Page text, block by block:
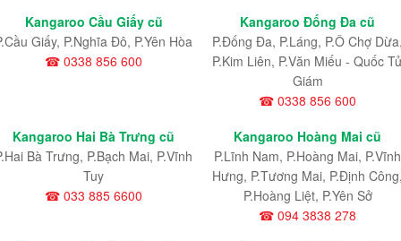
Kangaroo Cầu Giấy cũ
Giấy, P.Nghĩa Đô, P.Yên Hòa
☎ 0338 856 600
Kangaroo Đống Đa cũ
P.Đống Đa, P.Láng, P.Ô Chợ
P.Kim Liên, P.Văn Miếu - Quốc
Giám
☎ 0338 856 600
Kangaroo Hai Bà Trưng cũ
Bà Trưng, P.Bạch Mai, P.Vĩnh
Tuy
☎ 033 885 6600
Kangaroo Hoàng Mai cũ
P.Lĩnh Nam, P.Hoàng Mai, P.Vĩnh
Hưng, P.Tương Mai, P.Định
P.Hoàng Liệt, P.Yên Sở
☎ 094 3838 278